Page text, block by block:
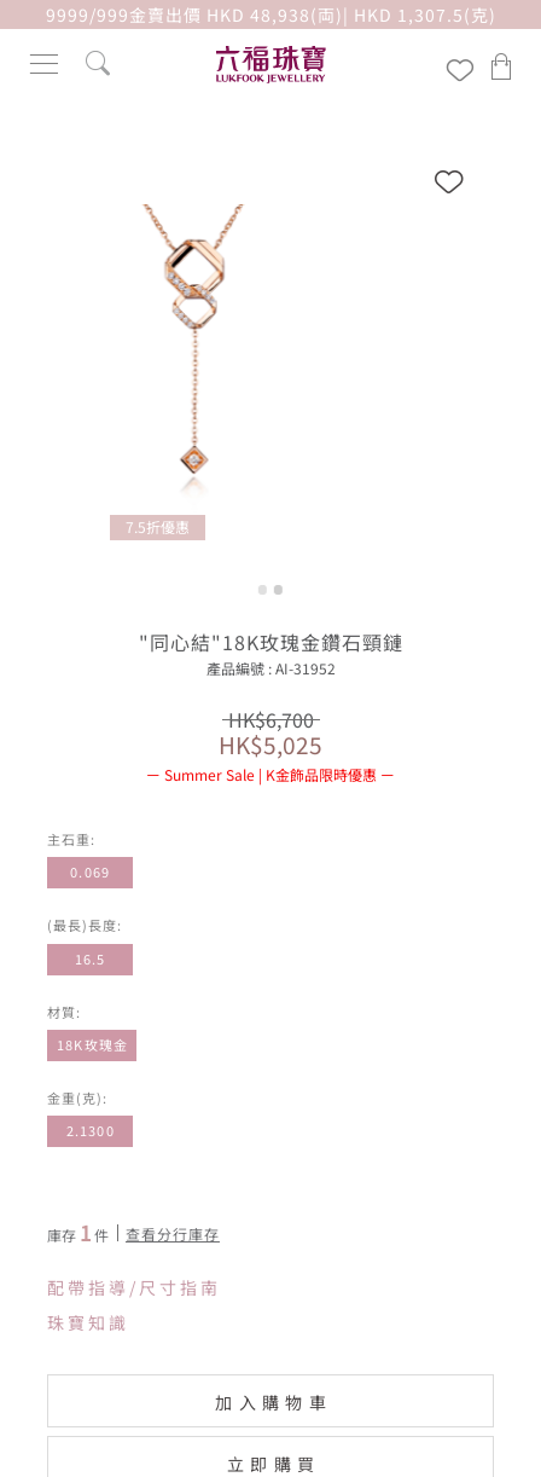
9999/999金賣出價 HKD 48,938(両)| HKD 1,307.5(克)
7.5折優惠
"同心結"18K玫瑰金鑽石頸鏈
產品編號 : AI-31952
HK$6,700
HK$5,025
Summer Sale | K金飾品限時優惠
主石重:
0.069
(最長)長度:
16.5
材質:
18K玫瑰金
金重(克):
2.1300
庫存 1件 查看分行庫存
配帶指導/尺寸指南
珠寶知識
加入購物車
立即購買